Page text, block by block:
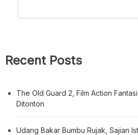
Recent Posts
The Old Guard 2, Film Action
Ditonton
Udang Bakar Bumbu Rujak, Sajian